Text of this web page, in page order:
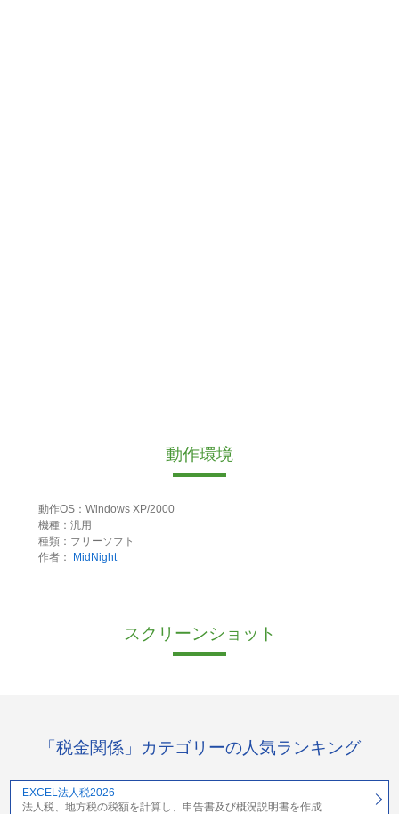
動作環境
動作OS：Windows XP/2000
機種：汎用
種類：フリーソフト
作者：
MidNight
スクリーンショット
「税金関係」カテゴリーの人気ランキング
EXCEL法人税2026
法人税、地方税の税額を計算し、申告書及び概況説明書を作成